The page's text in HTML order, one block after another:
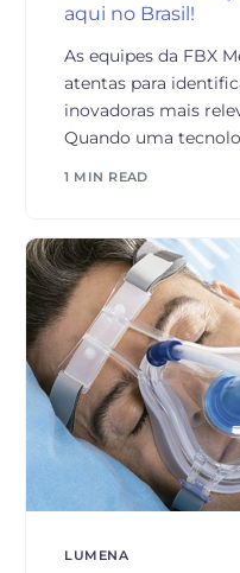
aqui no Brasil!
As equipes da FBX
atentas para
inovadoras mais
Quando uma
1 MIN READ
LUMENA